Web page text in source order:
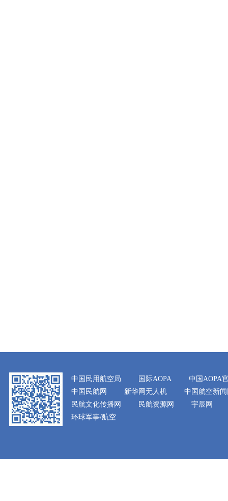
中国民用航空局 国际AOPA
中国AOPA
中国民航网
新华网无人机
中国航空新
民航文化传播网
民航资源网
宇辰网
环球军事/航空